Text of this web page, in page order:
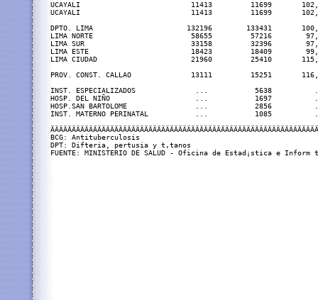
UCAYALI                          11413         11699
UCAYALI                          11413         11699
DPTO. LIMA                      132196        133431
LIMA NORTE                       58655         57216
LIMA SUR                         33158         32396
LIMA ESTE                        18423         18409
LIMA CIUDAD                      21960         25410
PROV. CONST. CALLAO              13111         15251
INST. ESPECIALIZADOS              ...
HOSP. DEL NIÑO                    ...           1697
HOSP.SAN BARTOLOME                ...
INST. MATERNO PERINATAL           ...
BCG: Antituberculosis
DPT: Difteria, pertusia y t‚tanos